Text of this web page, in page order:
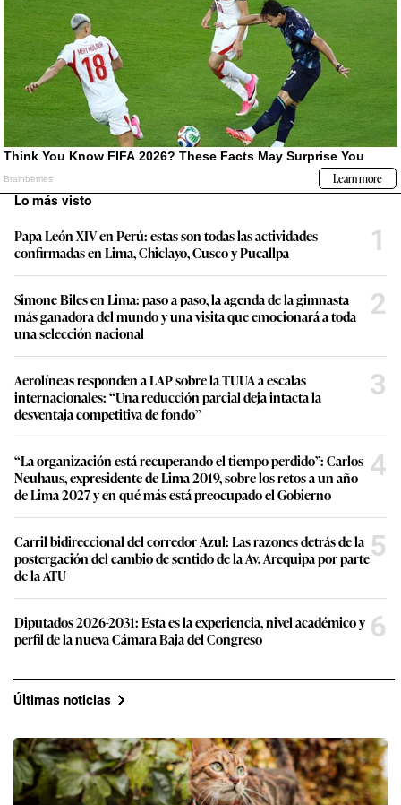
Lo más visto
Papa León XIV en Perú: estas son todas las actividades
confirmadas en Lima, Chiclayo, Cusco y Pucallpa
1
Simone Biles en Lima: paso a paso, la agenda de la gimnasta
más ganadora del mundo y una visita que emocionará a toda
una selección nacional
2
Aerolíneas responden a LAP sobre la TUUA a escalas
internacionales: “Una reducción parcial deja intacta la
desventaja competitiva de fondo”
3
“La organización está recuperando el tiempo perdido”: Carlos
Neuhaus, expresidente de Lima 2019, sobre los retos a un año
de Lima 2027 y en qué más está preocupado el Gobierno
4
Carril bidireccional del corredor Azul: Las razones detrás de la
postergación del cambio de sentido de la Av. Arequipa por parte
de la ATU
5
Diputados 2026-2031: Esta es la experiencia, nivel académico y
perfil de la nueva Cámara Baja del Congreso
6
Últimas noticias